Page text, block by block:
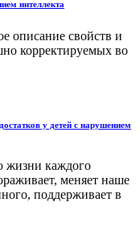
интеллекта
описание свойств и
корректируемых во
у детей с нарушением
жизни каждого
меняет наше
поддерживает в